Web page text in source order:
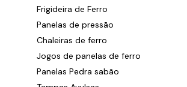
Frigideira de Ferro
Panelas de pressão
Chaleiras de ferro
Jogos de panelas de ferro
Panelas Pedra sabão